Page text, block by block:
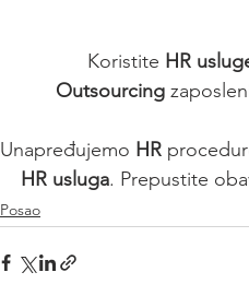
Koristite HR
Outsourcing
Unapređujemo HR
HR usluga. Prepustite
Posao